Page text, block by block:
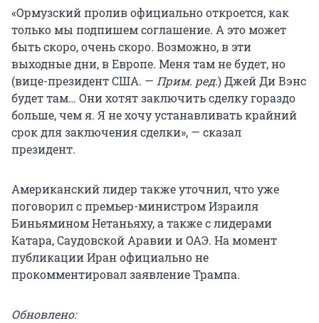
«Ормузский пролив официально откроется, как
только мы подпишем соглашение. А это может
быть скоро, очень скоро. Возможно, в эти
выходные дни, в Европе. Меня там не будет, но
(вице-президент США. — Прим. ред.) Джей Ди Вэнс
будет там… Они хотят заключить сделку гораздо
больше, чем я. Я не хочу устанавливать крайний
срок для заключения сделки», — сказал
президент.
Американский лидер также уточнил, что уже
поговорил с премьер-министром Израиля
Биньямином Нетаньяху, а также с лидерами
Катара, Саудовской Аравии и ОАЭ. На момент
публикации Иран официально не
прокомментировал заявление Трампа.
Обновлено: